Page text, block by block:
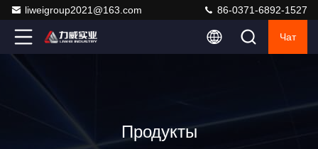
liweigroup2021@163.com 86-0371-6892-1527
Чат
Продукты